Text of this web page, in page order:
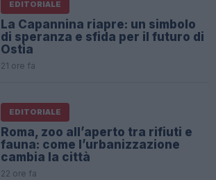
EDITORIALE
La Capannina riapre: un simbolo
di speranza e sfida per il futuro di
Ostia
21 ore fa
EDITORIALE
Roma, zoo all’aperto tra rifiuti e
fauna: come l’urbanizzazione
cambia la città
22 ore fa